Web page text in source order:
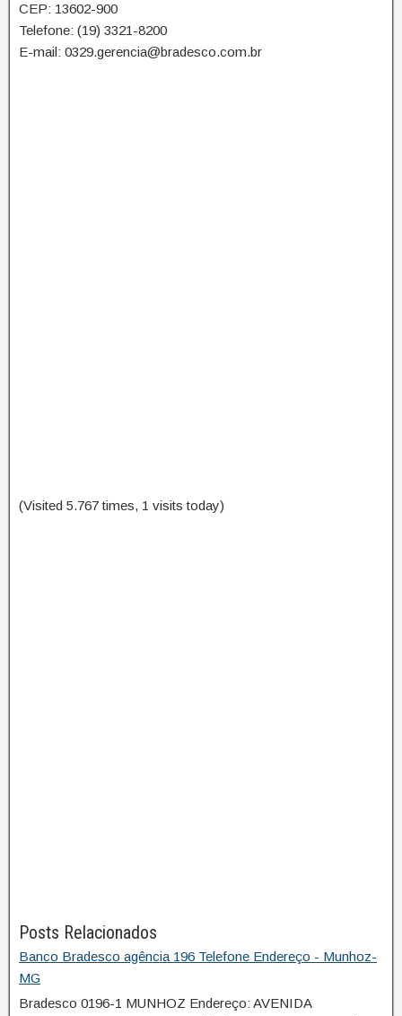
CEP: 13602-900
Telefone: (19) 3321-8200
E-mail: 0329.gerencia@bradesco.com.br
(Visited 5.767 times, 1 visits today)
Posts Relacionados
Banco Bradesco agência 196 Telefone Endereço - Munhoz-
MG
Bradesco 0196-1 MUNHOZ Endereço: AVENIDA